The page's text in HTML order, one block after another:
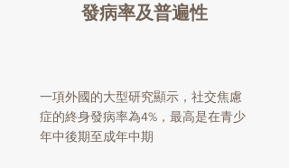
發病率及普遍性
一項外國的大型研究顯示，社交焦慮
症的終身發病率為4%，最高是在青少
年中後期至成年中期